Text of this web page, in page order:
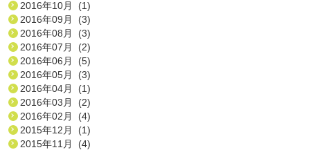
2016年10月 (1)
2016年09月 (3)
2016年08月 (3)
2016年07月 (2)
2016年06月 (5)
2016年05月 (3)
2016年04月 (1)
2016年03月 (2)
2016年02月 (4)
2015年12月 (1)
2015年11月 (4)